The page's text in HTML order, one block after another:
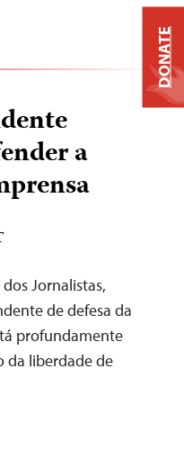
a
Jornalistas,
de defesa da
profundamente
da liberdade de
DONATE